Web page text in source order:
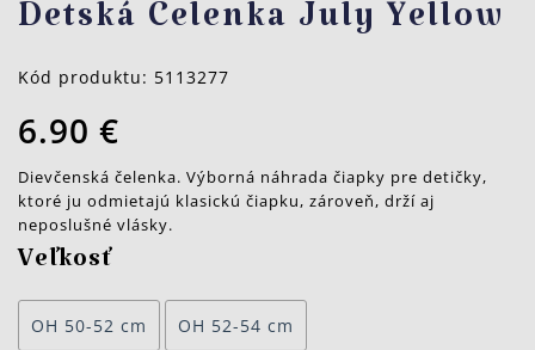
Detská Čelenka July Yellow
Kód produktu: 5113277
6.90 €
Dievčenská čelenka. Výborná náhrada čiapky pre detičky,
ktoré ju odmietajú klasickú čiapku, zároveň, drží aj
neposlušné vlásky.
Veľkosť
OH 50-52 cm OH 52-54 cm